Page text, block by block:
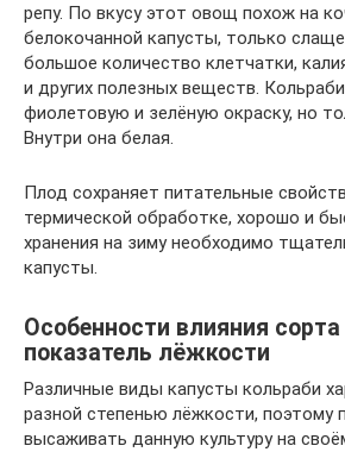
репу. По вкусу этот овощ похож на
белокочанной капусты, только
большое количество клетчатки,
и других полезных веществ.
фиолетовую и зелёную окраску, но
Внутри она белая.
Плод сохраняет питательные
термической обработке, хорошо и
хранения на зиму необходимо
капусты.
Особенности влияния
показатель лёжкости
Различные виды капусты кольраби
разной степенью лёжкости, поэтому
высаживать данную культуру на